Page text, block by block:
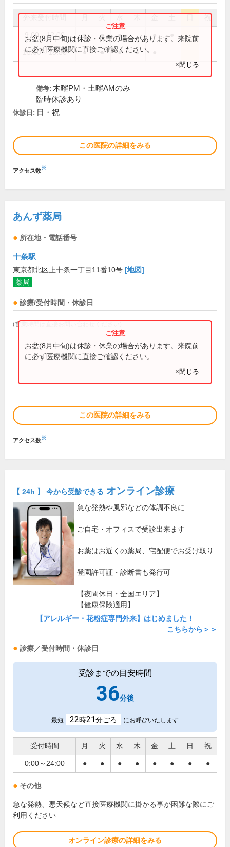
祝
9:00～12:00 ● ● ● ●
15:00～18:30 ● ● ● ●
お盆(8月中旬)は休診・休業の場合があります。来院前
に必ず医療機関に直接ご確認ください。
×閉じる
備考: 木曜PM・土曜AMのみ
臨時休診あり
休診日: 日・祝
この医院の詳細をみる
アクセス数※
あんず薬局
所在地・電話番号
十条駅
東京都北区上十条一丁目11番10号 [地図]
薬局
診療/受付時間・休診日
(営業時間は直接お問い合わせください)
お盆(8月中旬)は休診・休業の場合があります。来院前
に必ず医療機関に直接ご確認ください。
×閉じる
この医院の詳細をみる
アクセス数※
【 24h 】 今から受診できる オンライン診療
急な発熱や風邪などの体調不良に
ご自宅・オフィスで受診出来ます
お薬はお近くの薬局、宅配便でお受け取り
登園許可証・診断書も発行可
【夜間休日・全国エリア】
【健康保険適用】
【アレルギー・花粉症専門外来】はじめました！
こちらから＞＞
診療／受付時間・休診日
受診までの目安時間
36分後
最短 22時21分ごろ にお呼びいたします
受付時間 月 火 水 木 金 土 日 祝
0:00～24:00 ● ● ● ● ● ● ● ●
その他
急な発熱、悪天候など直接医療機関に掛かる事が困難な際にご
利用ください
オンライン診療の詳細をみる